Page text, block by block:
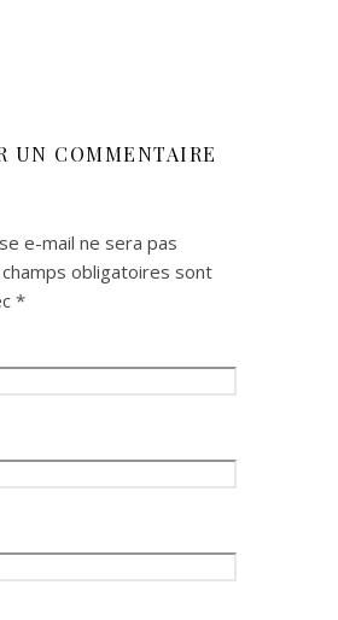
UN COMMENTAIRE
e-mail ne sera pas
obligatoires sont
*